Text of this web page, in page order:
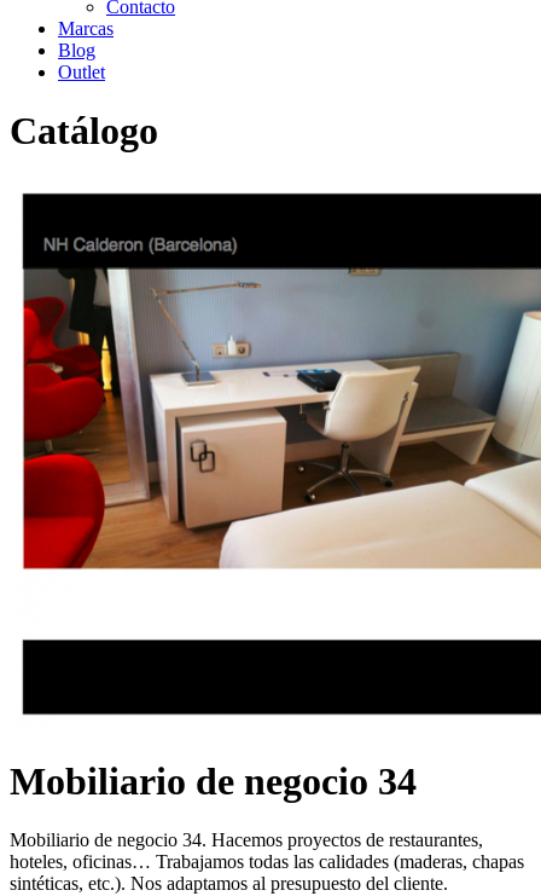
Contacto
Marcas
Blog
Outlet
Catálogo
Inicio>Catálogo>Instalaciones>Mobiliario de negocio 34
Mobiliario de negocio 34
Mobiliario de negocio 34. Hacemos proyectos de restaurantes,
hoteles, oficinas… Trabajamos todas las calidades (maderas, chapas
sintéticas, etc.). Nos adaptamos al presupuesto del cliente.